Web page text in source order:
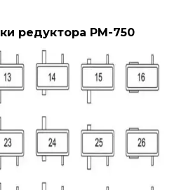
редуктора РМ-750